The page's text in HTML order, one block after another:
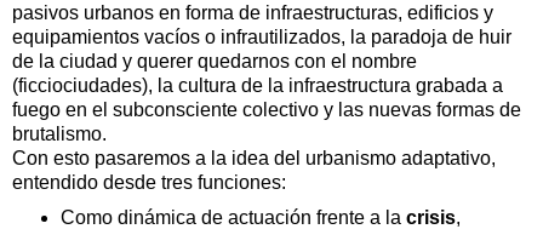
pasivos urbanos en forma de infraestructuras, edificios y
equipamientos vacíos o infrautilizados, la paradoja de huir
de la ciudad y querer quedarnos con el nombre
(ficciociudades), la cultura de la infraestructura grabada a
fuego en el subconsciente colectivo y las nuevas formas de
brutalismo.
Con esto pasaremos a la idea del urbanismo adaptativo,
entendido desde tres funciones:
Como dinámica de actuación frente a la crisis,